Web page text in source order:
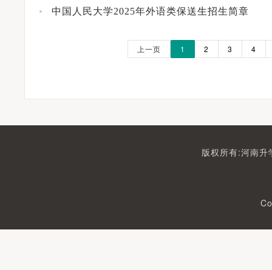
中国人民大学2025年外语类保送生招生简章
上一页 1 2 3 4
版权所有:河南